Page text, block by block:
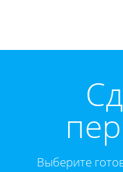
Выберите